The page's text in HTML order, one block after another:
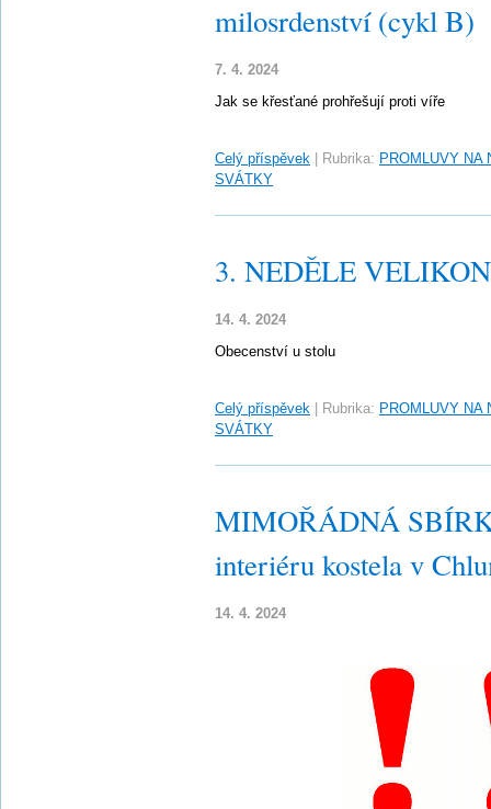
milosrdenství (cykl B)
7. 4. 2024
Jak se křesťané prohřešují proti víře
Celý příspěvek Rubrika: PROMLUVY NA
SVÁTKY
3. NEDĚLE
14. 4. 2024
Obecenství u stolu
Celý příspěvek Rubrika: PROMLUVY NA
SVÁTKY
MIMOŘÁDNÁ
interiéru kostela v
14. 4. 2024